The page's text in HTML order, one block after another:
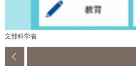
文部科学省